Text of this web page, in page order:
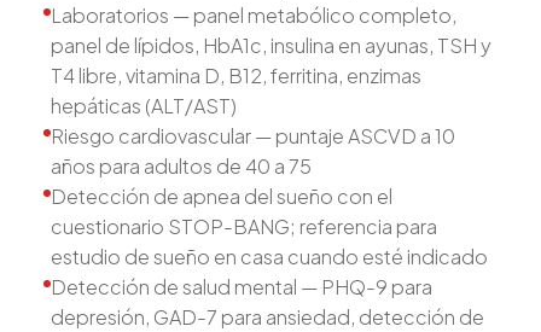
Laboratorios — panel metabólico completo,
panel de lípidos, HbA1c, insulina en ayunas, TSH y
T4 libre, vitamina D, B12, ferritina, enzimas
hepáticas (ALT/AST)
Riesgo cardiovascular — puntaje ASCVD a 10
años para adultos de 40 a 75
Detección de apnea del sueño con el
cuestionario STOP-BANG; referencia para
estudio de sueño en casa cuando esté indicado
Detección de salud mental — PHQ-9 para
depresión, GAD-7 para ansiedad, detección de